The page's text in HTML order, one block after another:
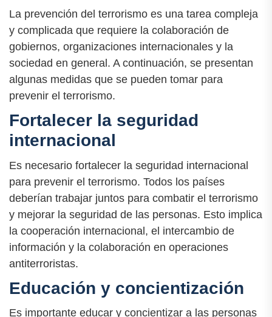
La prevención del terrorismo es una tarea compleja
y complicada que requiere la colaboración de
gobiernos, organizaciones internacionales y la
sociedad en general. A continuación, se presentan
algunas medidas que se pueden tomar para
prevenir el terrorismo.
Fortalecer la seguridad
internacional
Es necesario fortalecer la seguridad internacional
para prevenir el terrorismo. Todos los países
deberían trabajar juntos para combatir el terrorismo
y mejorar la seguridad de las personas. Esto implica
la cooperación internacional, el intercambio de
información y la colaboración en operaciones
antiterroristas.
Educación y concientización
Es importante educar y concientizar a las personas